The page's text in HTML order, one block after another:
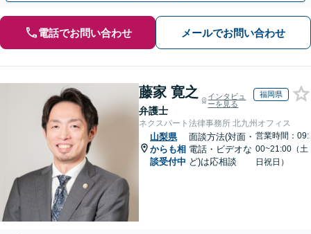
電話でお問い合わせ メールでお問い合わせ
藤家 寛之
弁護士
インタビュ
ーを見る
福岡県
ネクスパート法律事務所 北九州オフィス
山梨県
からも相
談受付中
面談方法(対面・
電話・ビデオな
ど)は応相談
営業時間：09:
00~21:00（土
日祝日）